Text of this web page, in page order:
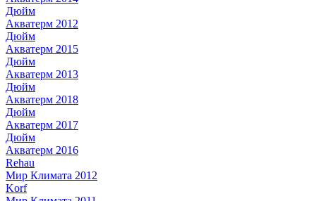
Дюйм
Акватерм 2012
Дюйм
Акватерм 2015
Дюйм
Акватерм 2013
Дюйм
Акватерм 2018
Дюйм
Акватерм 2017
Дюйм
Акватерм 2016
Rehau
Мир Климата 2012
Korf